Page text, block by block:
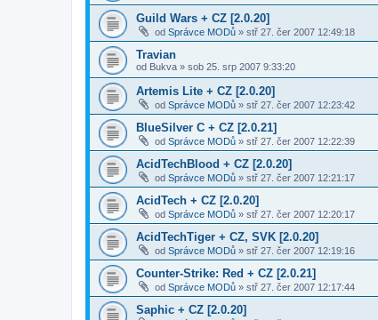
Guild Wars + CZ [2.0.20]
od Správce MODů » stř 27. čer 2007 12:49:18
Travian
od Bukva » sob 25. srp 2007 9:33:20
Artemis Lite + CZ [2.0.20]
od Správce MODů » stř 27. čer 2007 12:23:42
BlueSilver C + CZ [2.0.21]
od Správce MODů » stř 27. čer 2007 12:22:39
AcidTechBlood + CZ [2.0.20]
od Správce MODů » stř 27. čer 2007 12:21:17
AcidTech + CZ [2.0.20]
od Správce MODů » stř 27. čer 2007 12:20:17
AcidTechTiger + CZ, SVK [2.0.20]
od Správce MODů » stř 27. čer 2007 12:19:16
Counter-Strike: Red + CZ [2.0.21]
od Správce MODů » stř 27. čer 2007 12:17:44
Saphic + CZ [2.0.20]